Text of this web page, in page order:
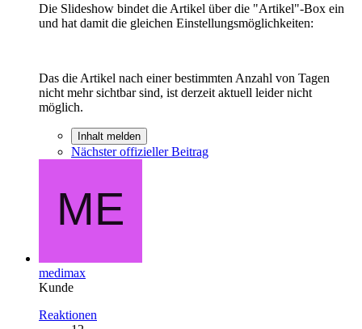
Die Slideshow bindet die Artikel über die "Artikel"-Box ein
und hat damit die gleichen Einstellungsmöglichkeiten:
Das die Artikel nach einer bestimmten Anzahl von Tagen
nicht mehr sichtbar sind, ist derzeit aktuell leider nicht
möglich.
Inhalt melden
Nächster offizieller Beitrag
medimax
Kunde
Reaktionen